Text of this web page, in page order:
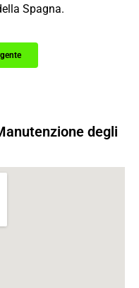
Spagna.
degli